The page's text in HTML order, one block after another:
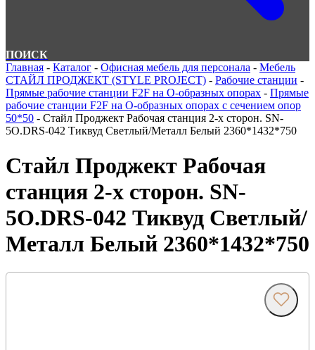
ПОИСК
Главная - Каталог - Офисная мебель для персонала - Мебель
СТАЙЛ ПРОДЖЕКТ (STYLE PROJECT) - Рабочие станции -
Прямые рабочие станции F2F на О-образных опорах - Прямые
рабочие станции F2F на О-образных опорах с сечением опор
50*50 - Стайл Проджект Рабочая станция 2-х сторон. SN-
5O.DRS-042 Тиквуд Светлый/Металл Белый 2360*1432*750
Стайл Проджект Рабочая
станция 2-х сторон. SN-
5O.DRS-042 Тиквуд Светлый/
Металл Белый 2360*1432*750